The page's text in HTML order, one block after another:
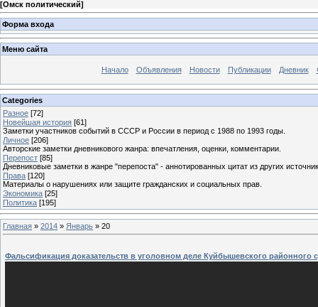
[Омск политический]
Форма входа
Меню сайта
Начало Объявления Новости Публикации Дневник
Categories
Разное [72]
Новейшая история [61]
Заметки участников событий в СССР и России в период с 1988 по 1993 годы.
Личное [206]
Авторские заметки дневникового жанра: впечатления, оценки, комментарии.
Перепост [85]
Дневниковые заметки в жанре "перепоста" - аннотированных цитат из других
Права [120]
Материалы о нарушениях или защите гражданских и социальных прав.
Экономика [25]
Политика [195]
Главная » 2014 » Январь » 20
Фальсификация доказательств в уголовном деле Куйбышевского районного